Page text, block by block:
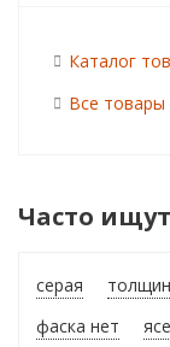
Каталог
Все товары
Часто ищут
серая
фаска нет